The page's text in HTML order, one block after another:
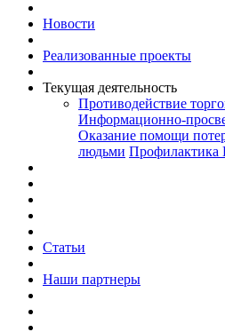
Новости
Реализованные проекты
Текущая деятельность
Противодействие
Информационно-
Оказание помощи
людьми
Статьи
Наши партнеры